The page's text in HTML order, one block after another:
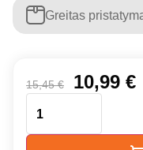
Greitas
15,45€ 10,99 €